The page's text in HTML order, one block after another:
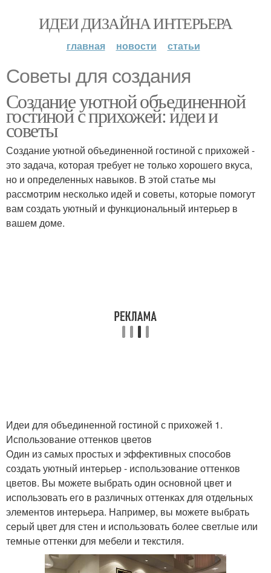
ИДЕИ ДИЗАЙНА ИНТЕРЬЕРА
главная новости статьи
Советы для создания
Создание уютной объединенной
гостиной с прихожей: идеи и
советы
Создание уютной объединенной гостиной с прихожей -
это задача, которая требует не только хорошего вкуса,
но и определенных навыков. В этой статье мы
рассмотрим несколько идей и советы, которые помогут
вам создать уютный и функциональный интерьер в
вашем доме.
Идеи для объединенной гостиной с прихожей 1.
Использование оттенков цветов
Один из самых простых и эффективных способов
создать уютный интерьер - использование оттенков
цветов. Вы можете выбрать один основной цвет и
использовать его в различных оттенках для отдельных
элементов интерьера. Например, вы можете выбрать
серый цвет для стен и использовать более светлые или
темные оттенки для мебели и текстиля.